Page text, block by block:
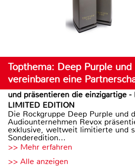
Topthema: Deep Purple und
vereinbaren eine
und präsentieren die einzigartige -
LIMITED EDITION
Die Rockgruppe Deep Purple und
Audiounternehmen Revox
exklusive, weltweit limitierte und
Sonderedition...
>> Mehr erfahren
>> Alle anzeigen